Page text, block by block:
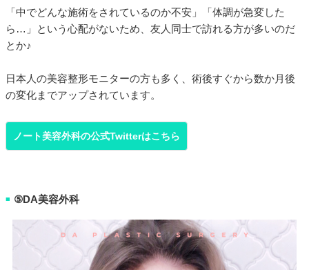
「中でどんな施術をされているのか不安」「体調が急変した
ら…」という心配がないため、友人同士で訪れる方が多いのだ
とか♪
日本人の美容整形モニターの方も多く、術後すぐから数か月後
の変化までアップされています。
ノート美容外科の公式Twitterはこちら
■ ⑤DA美容外科